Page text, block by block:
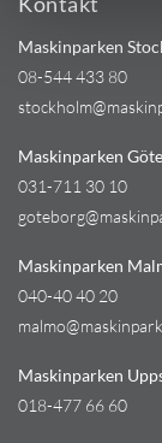
Maskinparken
08-544 433 80
Maskinparken
031-711 30 10
Maskinparken
040-40 40 20
Maskinparken
018-477 66 60